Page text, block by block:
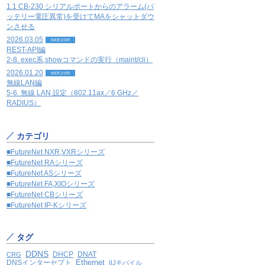
1.1 CB-230 シリアルポートからのアラーム(バ
ッテリー電圧異常)を受けてMAをシャットダウ
ンさせる
2026.03.05
NXR,VXR
REST-API編
2-8. exec系,showコマンドの実行（maint/cli）
2026.01.20
NXR,VXR
無線LAN編
5-6. 無線 LAN 設定（802.11ax／6 GHz／
RADIUS）
カテゴリ
■FutureNet NXR,VXRシリーズ
■FutureNet RAシリーズ
■FutureNet ASシリーズ
■FutureNet FA,XIOシリーズ
■FutureNet CBシリーズ
■FutureNet IP-Kシリーズ
タグ
CRG DDNS DHCP DNAT
DNSインターセプト Ethernet IIJモバイル